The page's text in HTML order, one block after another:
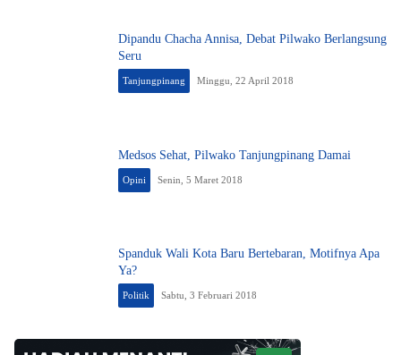
Dipandu Chacha Annisa, Debat Pilwako Berlangsung
Seru
Tanjungpinang Minggu, 22 April 2018
Medsos Sehat, Pilwako Tanjungpinang Damai
Opini Senin, 5 Maret 2018
Spanduk Wali Kota Baru Bertebaran, Motifnya Apa
Ya?
Politik Sabtu, 3 Februari 2018